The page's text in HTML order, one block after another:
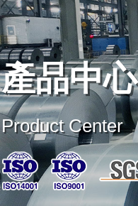
產品中心
Product Center